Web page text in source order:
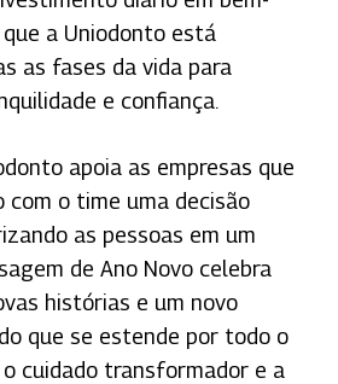
a Uniodonto está
as fases da vida para
e confiança.
apoia as empresas que
com o time uma decisão
as pessoas em um
de Ano Novo celebra
histórias e um novo
que se estende por todo o
o cuidado transformador e a